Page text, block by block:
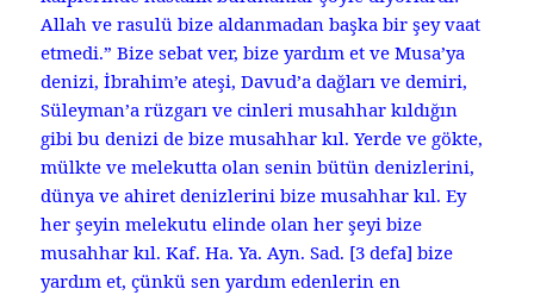
Allah ve rasulü bize aldanmadan başka bir şey vaat
etmedi.” Bize sebat ver, bize yardım et ve Musa’ya
denizi, İbrahim’e ateşi, Davud’a dağları ve demiri,
Süleyman’a rüzgarı ve cinleri musahhar kıldığın
gibi bu denizi de bize musahhar kıl. Yerde ve gökte,
mülkte ve melekutta olan senin bütün denizlerini,
dünya ve ahiret denizlerini bize musahhar kıl. Ey
her şeyin melekutu elinde olan her şeyi bize
musahhar kıl. Kaf. Ha. Ya. Ayn. Sad. [3 defa] bize
yardım et, çünkü sen yardım edenlerin en